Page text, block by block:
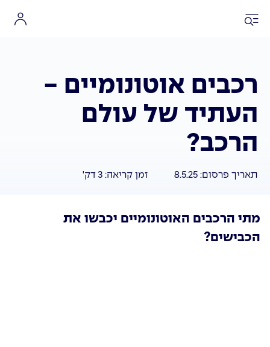
רכבים אוטונומיים -
העתיד של עולם
הרכב?
תאריך פרסום: 8.5.25 זמן קריאה: 3 דק'
מתי הרכבים האוטונומיים יכבשו את
הכבישים?